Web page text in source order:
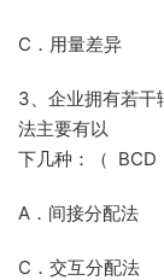
C．用量差
3、企业拥有若干
法主要有以
下几种：（
A．间接分配
C．交互分配